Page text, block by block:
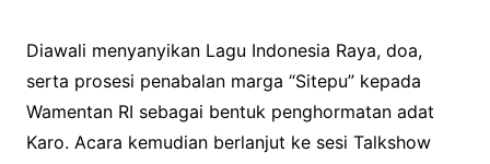
Diawali menyanyikan Lagu Indonesia Raya, doa,
serta prosesi penabalan marga “Sitepu” kepada
Wamentan RI sebagai bentuk penghormatan adat
Karo. Acara kemudian berlanjut ke sesi Talkshow